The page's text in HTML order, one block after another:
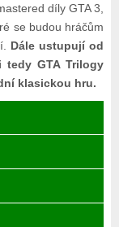
díly GTA 3,
se budou hráčům
Dále ustupují od
GTA Trilogy
klasickou hru.